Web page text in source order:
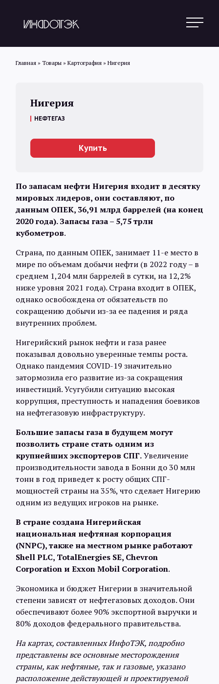
Статьи
Обзоры
Интервью
Карты
О нас
@Infotek_Russia
Главная » Товары » Картография » Нигерия
Нигерия
НЕФТЕГАЗ
Купить
По запасам нефти Нигерия входит в десятку
мировых лидеров, они составляют, по
данным ОПЕК, 36,91 млрд баррелей (на конец
2020 года). Запасы газа – 5,75 трлн
кубометров.
Страна, по данным ОПЕК, занимает 11-е место в
мире по объемам добычи нефти (в 2022 году – в
среднем 1,204 млн баррелей в сутки, на 12,2%
ниже уровня 2021 года). Страна входит в ОПЕК,
однако освобождена от обязательств по
сокращению добычи из-за ее падения и ряда
внутренних проблем.
Нигерийский рынок нефти и газа ранее
показывал довольно уверенные темпы роста.
Однако пандемия COVID-19 значительно
затормозила его развитие из-за сокращения
инвестиций. Усугубили ситуацию высокая
коррупция, преступность и нападения боевиков
на нефтегазовую инфраструктуру.
Большие запасы газа в будущем могут
позволить стране стать одним из
крупнейших экспортеров СПГ.Увеличение
производительности завода в Бонни до 30 млн
тонн в год приведет к росту общих СПГ-
мощностей страны на 35%, что сделает Нигерию
одним из ведущих игроков на рынке.
В стране создана Нигерийская
национальная нефтяная корпорация
(NNPC), также на местном рынке работают
Shell PLC, TotalEnergies SE, Chevron
Corporation и Exxon Mobil Corporation.
Экономика и бюджет Нигерии в значительной
степени зависят от нефтегазовых доходов. Они
обеспечивают более 90% экспортной выручки и
80% доходов федерального правительства.
На картах, составленных ИнфоТЭК, подробно
представлены все основные месторождения
страны, как нефтяные, так и газовые, указано
расположение действующей и проектируемой